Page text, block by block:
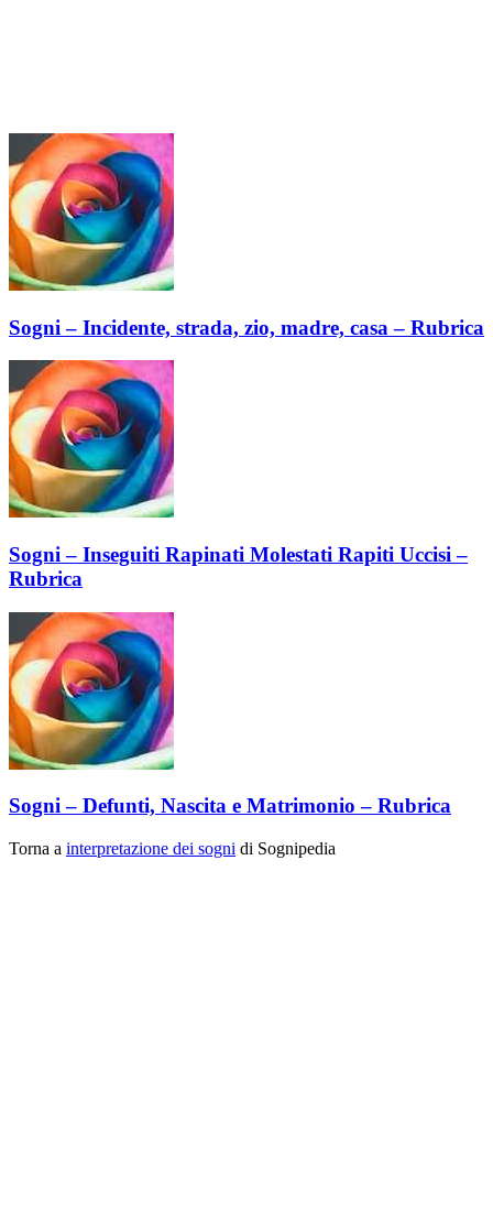
Sogni – Incidente, strada, zio, madre, casa – Rubrica
Sogni – Inseguiti Rapinati Molestati Rapiti Uccisi –
Rubrica
Sogni – Defunti, Nascita e Matrimonio – Rubrica
Torna a interpretazione dei sogni di Sognipedia